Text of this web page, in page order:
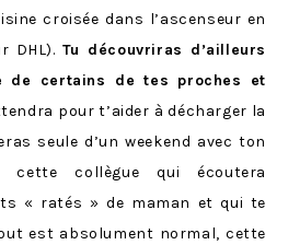
croisée dans l’ascenseur en
DHL). Tu découvriras d’ailleurs
de certains de tes proches et
pour t’aider à décharger la
seule d’un weekend avec ton
collègue qui écoutera
« ratés » de maman et qui te
est absolument normal, cette